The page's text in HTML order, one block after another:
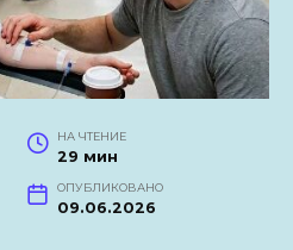
НА ЧТЕНИЕ
29 мин
ОПУБЛИКОВАНО
09.06.2026